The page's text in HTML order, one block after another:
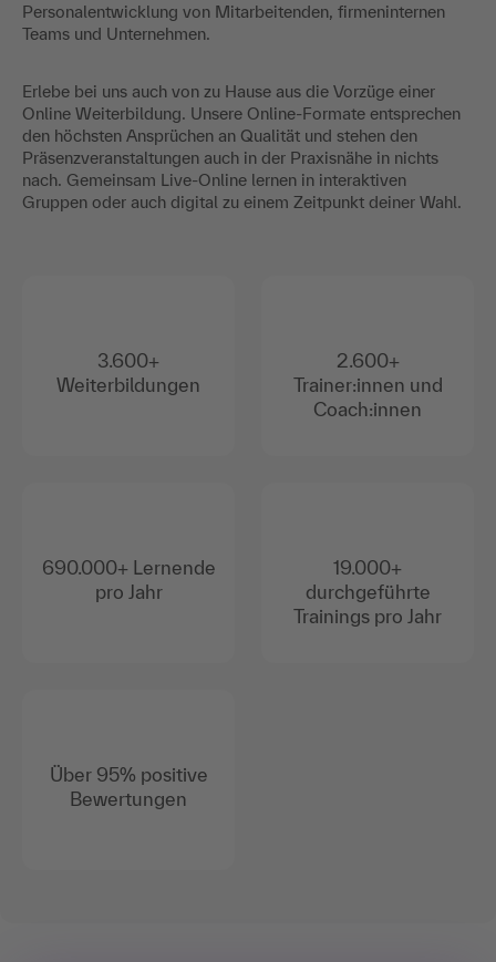
Personalentwicklung von Mitarbeitenden, firmeninternen
Teams und Unternehmen.
Erlebe bei uns auch von zu Hause aus die Vorzüge einer
Online Weiterbildung. Unsere Online-Formate entsprechen
den höchsten Ansprüchen an Qualität und stehen den
Präsenzveranstaltungen auch in der Praxisnähe in nichts
nach. Gemeinsam Live-Online lernen in interaktiven
Gruppen oder auch digital zu einem Zeitpunkt deiner Wahl.
3.600+
Weiterbildungen
690.000+ Lernende
pro Jahr
Über 95% positive
Bewertungen
2.600+
Trainer:innen und
Coach:innen
19.000+
durchgeführte
Trainings pro Jahr